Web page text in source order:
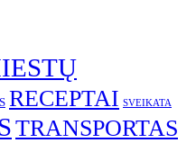
RECEPTAI SVEIKATA
TRANSPORTAS